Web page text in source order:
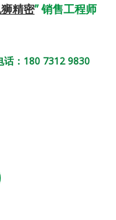
精密” 销售工程师
180 7312 9830